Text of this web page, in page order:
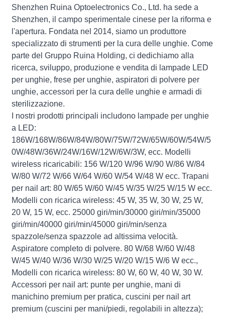
Shenzhen Ruina Optoelectronics Co., Ltd. ha sede a
Shenzhen, il campo sperimentale cinese per la riforma e
l'apertura. Fondata nel 2014, siamo un produttore
specializzato di strumenti per la cura delle unghie. Come
parte del Gruppo Ruina Holding, ci dedichiamo alla
ricerca, sviluppo, produzione e vendita di lampade LED
per unghie, frese per unghie, aspiratori di polvere per
unghie, accessori per la cura delle unghie e armadi di
sterilizzazione.
I nostri prodotti principali includono lampade per unghie
a LED:
186W/168W/86W/84W/80W/75W/72W/65W/60W/54W/5
0W/48W/36W/24W/16W/12W/6W/3W, ecc. Modelli
wireless ricaricabili: 156 W/120 W/96 W/90 W/86 W/84
W/80 W/72 W/66 W/64 W/60 W/54 W/48 W ecc. Trapani
per nail art: 80 W/65 W/60 W/45 W/35 W/25 W/15 W ecc.
Modelli con ricarica wireless: 45 W, 35 W, 30 W, 25 W,
20 W, 15 W, ecc. 25000 giri/min/30000 giri/min/35000
giri/min/40000 giri/min/45000 giri/min/senza
spazzole/senza spazzole ad altissima velocità.
Aspiratore completo di polvere. 80 W/68 W/60 W/48
W/45 W/40 W/36 W/30 W/25 W/20 W/15 W/6 W ecc.,
Modelli con ricarica wireless: 80 W, 60 W, 40 W, 30 W.
Accessori per nail art: punte per unghie, mani di
manichino premium per pratica, cuscini per nail art
premium (cuscini per mani/piedi, regolabili in altezza);